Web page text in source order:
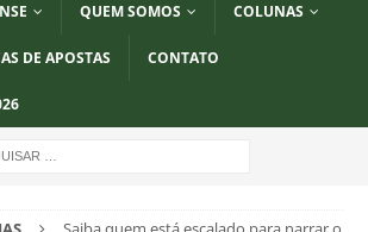
QUEM SOMOS COLUNAS
DE APOSTAS CONTATO